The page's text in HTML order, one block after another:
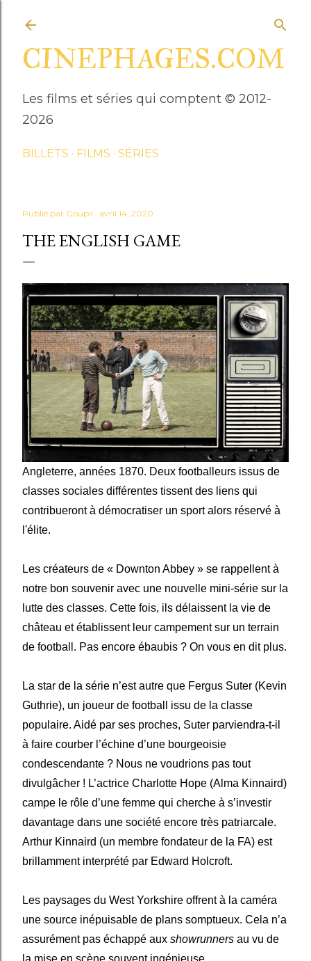
CINEPHAGES.COM
Les films et séries qui comptent © 2012-
2026
BILLETS FILMS SÉRIES
Publié par Goupil avril 14, 2020
THE ENGLISH GAME
Angleterre, années 1870. Deux footballeurs issus de
classes sociales différentes tissent des liens qui
contribueront à démocratiser un sport alors réservé à
l'élite.
Les créateurs de « Downton Abbey » se rappellent à
notre bon souvenir avec une nouvelle mini-série sur la
lutte des classes. Cette fois, ils délaissent la vie de
château et établissent leur campement sur un terrain
de football. Pas encore ébaubis ? On vous en dit plus.
La star de la série n’est autre que Fergus Suter (Kevin
Guthrie), un joueur de football issu de la classe
populaire. Aidé par ses proches, Suter parviendra-t-il
à faire courber l’échine d’une bourgeoisie
condescendante ? Nous ne voudrions pas tout
divulgâcher ! L’actrice Charlotte Hope (Alma Kinnaird)
campe le rôle d’une femme qui cherche à s’investir
davantage dans une société encore très patriarcale.
Arthur Kinnaird (un membre fondateur de la FA) est
brillamment interprété par Edward Holcroft.
Les paysages du West Yorkshire offrent à la caméra
une source inépuisable de plans somptueux. Cela n’a
assurément pas échappé aux showrunners au vu de
la mise en scène souvent ingénieuse.